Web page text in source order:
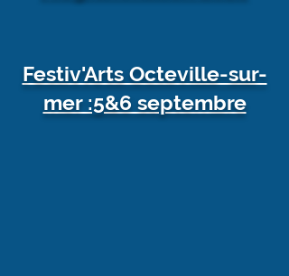
Festiv'Arts Octeville-sur-
mer :5&6 septembre